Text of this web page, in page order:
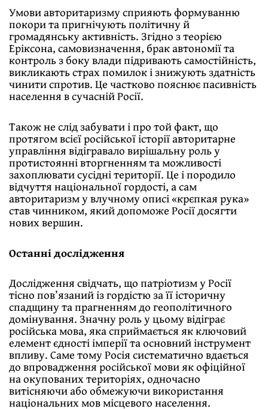
Умови авторитаризму сприяють формуванню
покори та пригнічують політичну й
громадянську активність. Згідно з теорією
Еріксона, самовизначення, брак автономії та
контроль з боку влади підривають самостійність,
викликають страх помилок і знижують здатність
чинити спротив. Це частково пояснює пасивність
населення в сучасній Росії.
Також не слід забувати і про той факт, що
протягом всієї російської історії авторитарне
управління відігравало вирішальну роль у
протистоянні вторгненням та можливості
захоплювати сусідні території. Це і породило
відчуття національної гордості, а сам
авторитаризм у влучному описі «крєпкая рука»
став чинником, який допоможе Росії досягти
нових вершин.
Останні дослідження
Дослідження свідчать, що патріотизм у Росії
тісно пов’язаний із гордістю за її історичну
спадщину та прагненням до геополітичного
домінування. Значну роль у цьому відіграє
російська мова, яка сприймається як ключовий
елемент єдності імперії та основний інструмент
впливу. Саме тому Росія систематично вдається
до впровадження російської мови як офіційної
на окупованих територіях, одночасно
витісняючи або обмежуючи використання
національних мов місцевого населення.